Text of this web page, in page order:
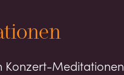
Konzert-Meditationen